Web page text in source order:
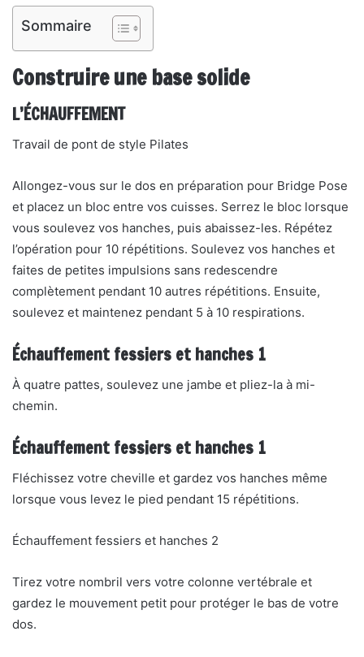
Sommaire
Construire une base solide
L’ÉCHAUFFEMENT
Travail de pont de style Pilates
Allongez-vous sur le dos en préparation pour Bridge Pose
et placez un bloc entre vos cuisses. Serrez le bloc lorsque
vous soulevez vos hanches, puis abaissez-les. Répétez
l’opération pour 10 répétitions. Soulevez vos hanches et
faites de petites impulsions sans redescendre
complètement pendant 10 autres répétitions. Ensuite,
soulevez et maintenez pendant 5 à 10 respirations.
Échauffement fessiers et hanches 1
À quatre pattes, soulevez une jambe et pliez-la à mi-
chemin.
Échauffement fessiers et hanches 1
Fléchissez votre cheville et gardez vos hanches même
lorsque vous levez le pied pendant 15 répétitions.
Échauffement fessiers et hanches 2
Tirez votre nombril vers votre colonne vertébrale et
gardez le mouvement petit pour protéger le bas de votre
dos.